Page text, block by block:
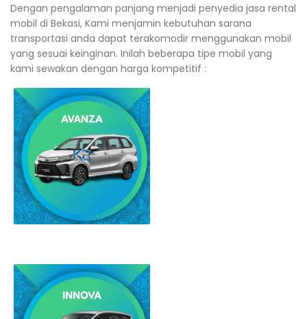
Dengan pengalaman panjang menjadi penyedia jasa rental
mobil di Bekasi, Kami menjamin kebutuhan sarana
transportasi anda dapat terakomodir menggunakan mobil
yang sesuai keinginan. Inilah beberapa tipe mobil yang
kami sewakan dengan harga kompetitif :